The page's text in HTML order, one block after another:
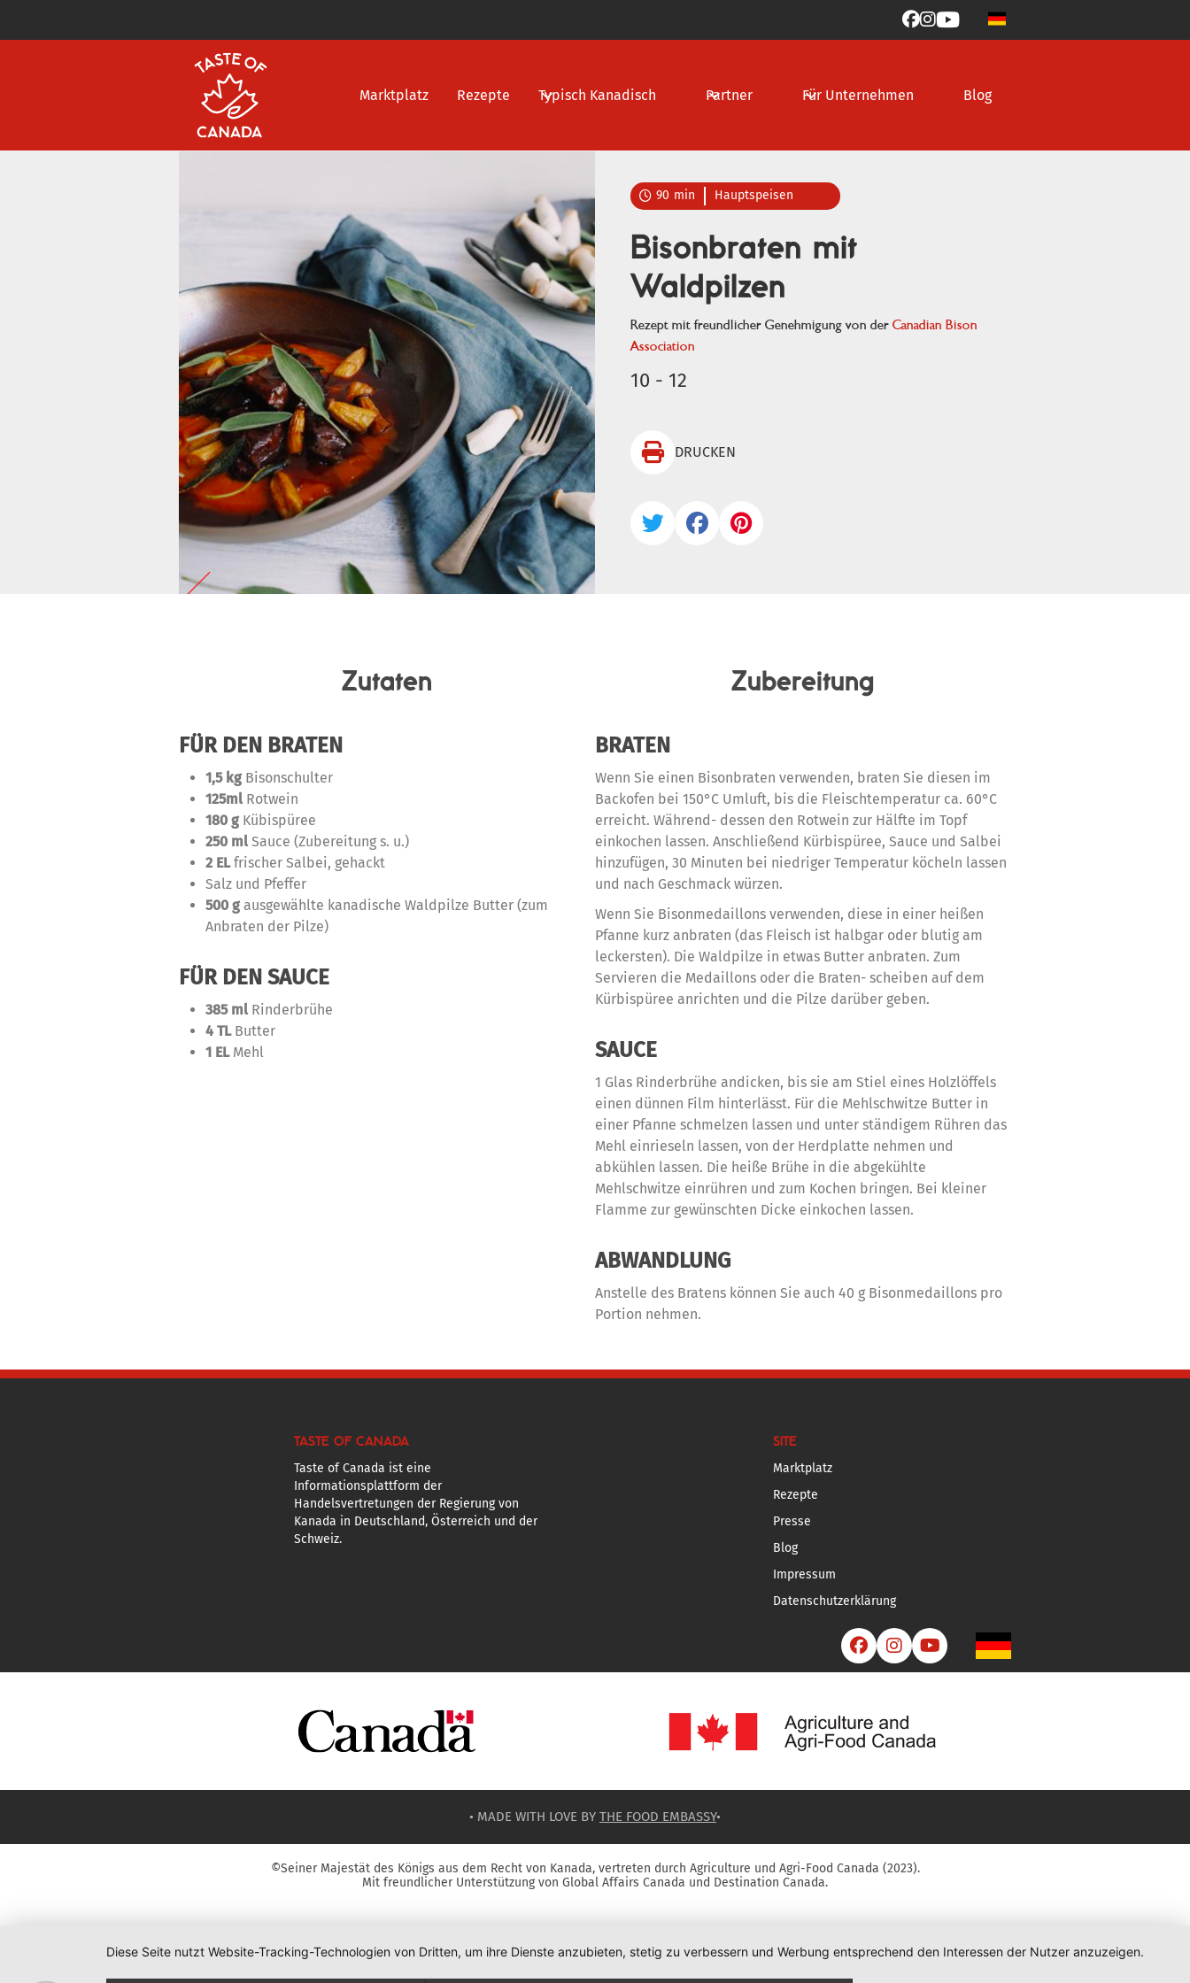

Marktplatz Rezepte Typisch Kanadisch Partner Für Unternehmen Blog
 90 min Hauptspeisen
Bisonbraten mit
Waldpilzen
Rezept mit freundlicher Genehmigung von der Canadian Bison
Association
10 - 12
 DRUCKEN
  
Zutaten
FÜR DEN BRATEN
1,5 kg Bisonschulter
125ml Rotwein
180 g Kübispüree
250 ml Sauce (Zubereitung s. u.)
2 ELfrischer Salbei, gehackt
Salz und Pfeffer
500 g ausgewählte kanadische Waldpilze Butter (zum
Anbraten der Pilze)
FÜR DEN SAUCE
385 ml Rinderbrühe
4 TLButter
1 ELMehl
Zubereitung
BRATEN
Wenn Sie einen Bisonbraten verwenden, braten Sie diesen im
Backofen bei 150°C Umluft, bis die Fleischtemperatur ca. 60°C
erreicht. Während- dessen den Rotwein zur Hälfte im Topf
einkochen lassen. Anschließend Kürbispüree, Sauce und Salbei
hinzufügen, 30 Minuten bei niedriger Temperatur köcheln lassen
und nach Geschmack würzen.
Wenn Sie Bisonmedaillons verwenden, diese in einer heißen
Pfanne kurz anbraten (das Fleisch ist halbgar oder blutig am
leckersten). Die Waldpilze in etwas Butter anbraten. Zum
Servieren die Medaillons oder die Braten- scheiben auf dem
Kürbispüree anrichten und die Pilze darüber geben.
SAUCE
1 Glas Rinderbrühe andicken, bis sie am Stiel eines Holzlöffels
einen dünnen Film hinterlässt. Für die Mehlschwitze Butter in
einer Pfanne schmelzen lassen und unter ständigem Rühren das
Mehl einrieseln lassen, von der Herdplatte nehmen und
abkühlen lassen. Die heiße Brühe in die abgekühlte
Mehlschwitze einrühren und zum Kochen bringen. Bei kleiner
Flamme zur gewünschten Dicke einkochen lassen.
ABWANDLUNG
Anstelle des Bratens können Sie auch 40 g Bisonmedaillons pro
Portion nehmen.
TASTE OF CANADA
Taste of Canada ist eine
Informationsplattform der
Handelsvertretungen der Regierung von
Kanada in Deutschland, Österreich und der
Schweiz.
SITE
Marktplatz
Rezepte
Presse
Blog
Impressum
Datenschutzerklärung
  
• MADE WITH LOVE BY THE FOOD EMBASSY•
©Seiner Majestät des Königs aus dem Recht von Kanada, vertreten durch Agriculture und Agri-Food Canada (2023).
Mit freundlicher Unterstützung von Global Affairs Canada und Destination Canada.
Diese Seite nutzt Website-Tracking-Technologien von Dritten, um ihre Dienste anzubieten, stetig zu verbessern und Werbung entsprechend den Interessen der Nutzer anzuzeigen.